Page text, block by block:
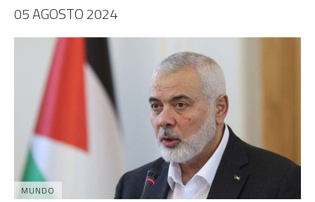
05 AGOSTO 2024
MUNDO